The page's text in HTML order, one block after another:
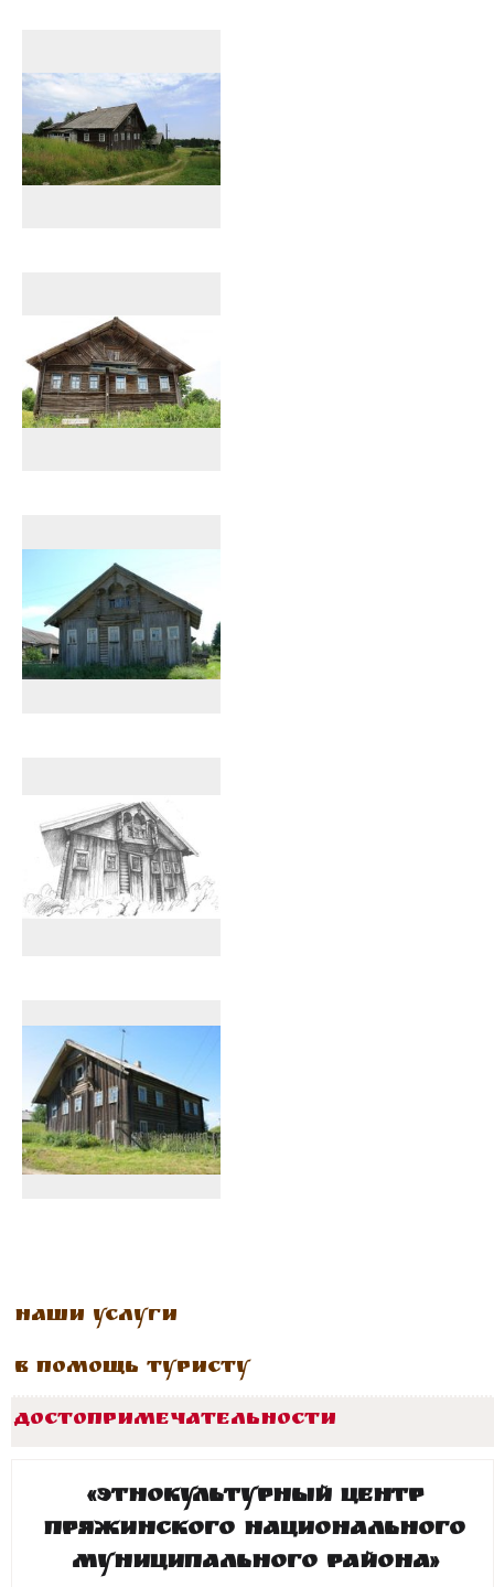
Наши услуги
В помощь туристу
Достопримечательности
«Этнокультурный центр
Пряжинского национального
муниципального района»